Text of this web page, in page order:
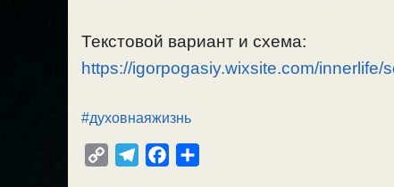
Текстовой вариант и схема:
https://igorpogasiy.wixsite.com/innerlife/
#духовнаяжизнь